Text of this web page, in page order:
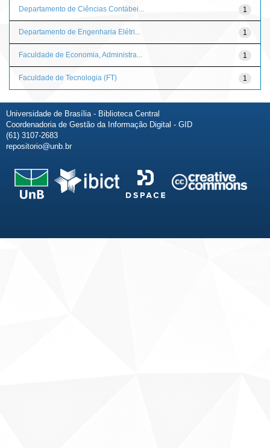
1
Departamento de Ciências Contábei...
1
Departamento de Engenharia Elétri...
1
Faculdade de Economia, Administra...
1
Faculdade de Tecnologia (FT)
Universidade de Brasília - Biblioteca Central
Coordenadoria de Gestão da Informação Digital - GID
(61) 3107-2683
repositorio@unb.br